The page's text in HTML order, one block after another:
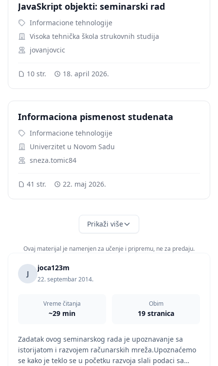
JavaSkript objekti: seminarski rad
Informacione tehnologije
Visoka tehnička škola strukovnih studija
jovanjovcic
10 str. 18. april 2026.
Informaciona pismenost studenata
Informacione tehnologije
Univerzitet u Novom Sadu
sneza.tomic84
41 str. 22. maj 2026.
Prikaži više
Ovaj materijal je namenjen za učenje i pripremu, ne za predaju.
J
joca123m
22. septembar 2014.
Vreme čitanja
~29 min
Obim
19 stranica
Zadatak ovog seminarskog rada je upoznavanje sa
istorijatom i razvojem računarskih mreža.Upoznaćemo
se kako je teklo se u početku razvoja slali podaci sa